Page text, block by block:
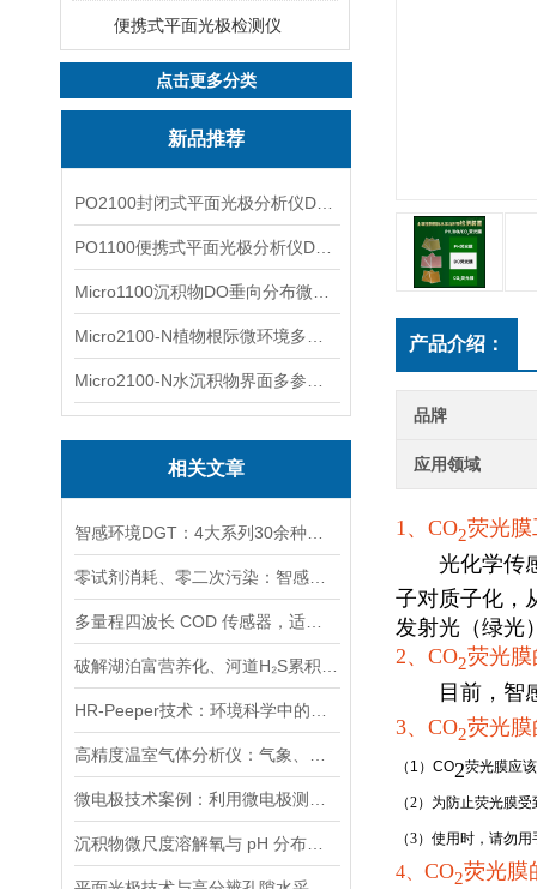
便携式平面光极检测仪
点击更多分类
新品推荐
相关文章
产品介绍：
品牌
应用领域
1、CO2荧光
光化学传感
子对质子化，
发射光（绿光
2、 CO2荧光
目前，智
3、 CO2荧光膜
（1）CO2荧光膜应
（2） 为防止荧光膜
（3）使用时，请勿
4、 CO2荧光膜